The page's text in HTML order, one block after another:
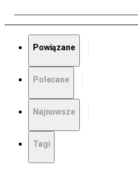
Powiązane
Polecane
Najnowsze
Tagi